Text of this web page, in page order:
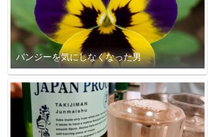
パンジーを気にしなくなった男